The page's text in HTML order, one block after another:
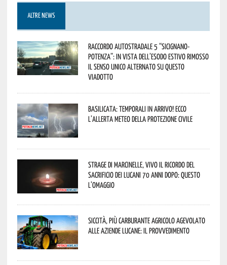
ALTRE NEWS
Raccordo Autostradale 5 “Sicignano-
Potenza”: in vista dell’esodo estivo rimosso
il senso unico alternato su questo
viadotto
Basilicata: temporali in arrivo! Ecco
l’allerta meteo della Protezione civile
Strage di Marcinelle, vivo il ricordo del
sacrificio dei lucani 70 anni dopo: questo
l’omaggio
Siccità, più carburante agricolo agevolato
alle aziende lucane: il provvedimento